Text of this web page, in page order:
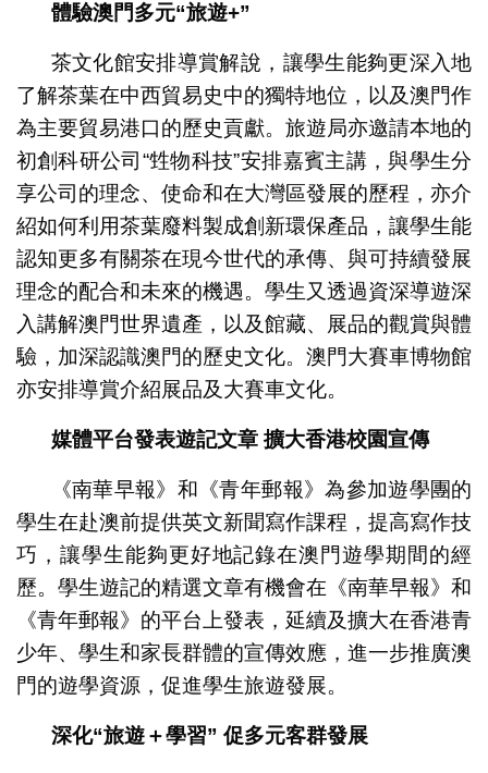
體驗澳門多元“旅遊+”
茶文化館安排導賞解說，讓學生能夠更深入地
了解茶葉在中西貿易史中的獨特地位，以及澳門作
為主要貿易港口的歷史貢獻。旅遊局亦邀請本地的
初創科研公司“甡物科技”安排嘉賓主講，與學生分
享公司的理念、使命和在大灣區發展的歷程，亦介
紹如何利用茶葉廢料製成創新環保產品，讓學生能
認知更多有關茶在現今世代的承傳、與可持續發展
理念的配合和未來的機遇。學生又透過資深導遊深
入講解澳門世界遺產，以及館藏、展品的觀賞與體
驗，加深認識澳門的歷史文化。澳門大賽車博物館
亦安排導賞介紹展品及大賽車文化。
媒體平台發表遊記文章 擴大香港校園宣傳
《南華早報》和《青年郵報》為參加遊學團的
學生在赴澳前提供英文新聞寫作課程，提高寫作技
巧，讓學生能夠更好地記錄在澳門遊學期間的經
歷。學生遊記的精選文章有機會在《南華早報》和
《青年郵報》的平台上發表，延續及擴大在香港青
少年、學生和家長群體的宣傳效應，進一步推廣澳
門的遊學資源，促進學生旅遊發展。
深化“旅遊＋學習” 促多元客群發展